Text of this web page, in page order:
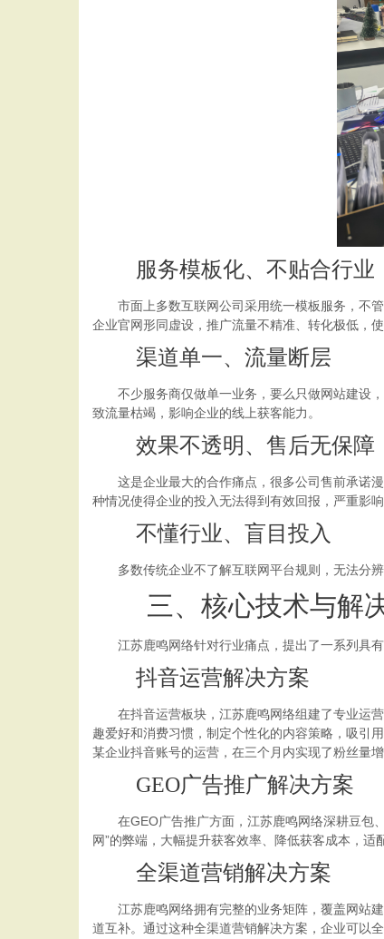
服务模板化、不贴合行业
市面上多数互联网公司采用统一模板服务，不管
企业官网形同虚设，推广流量不精准、转化极低，
渠道单一、流量断层
不少服务商仅做单一业务，要么只做网站建设，
致流量枯竭，影响企业的线上获客能力。
效果不透明、售后无保障
这是企业最大的合作痛点，很多公司售前承诺漫
种情况使得企业的投入无法得到有效回报，严重影
不懂行业、盲目投入
多数传统企业不了解互联网平台规则，无法分辨
三、核心技术与解
江苏鹿鸣网络针对行业痛点，提出了一系列具有
抖音运营解决方案
在抖音运营板块，江苏鹿鸣网络组建了专业运营
趣爱好和消费习惯，制定个性化的内容策略，吸引
某企业抖音账号的运营，在三个月内实现了粉丝量
GEO广告推广解决方案
在GEO广告推广方面，江苏鹿鸣网络深耕豆包、
网”的弊端，大幅提升获客效率、降低获客成本，
全渠道营销解决方案
江苏鹿鸣网络拥有完整的业务矩阵，覆盖网站建
道互补。通过这种全渠道营销解决方案，企业可以